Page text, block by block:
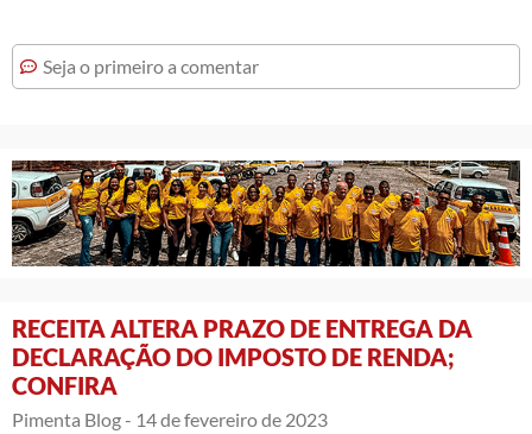
Seja o primeiro a comentar
RECEITA ALTERA PRAZO DE ENTREGA DA
DECLARAÇÃO DO IMPOSTO DE RENDA;
CONFIRA
Pimenta Blog - 14 de fevereiro de 2023